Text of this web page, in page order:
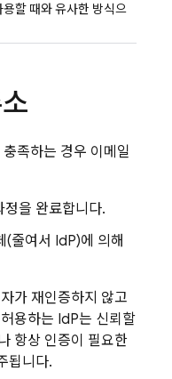
할 때와 유사한 방식으
족하는 경우 이메일
정을 완료합니다.
(줄여서 IdP)에 의해
가 재인증하지 않고
용하는 IdP는 신뢰할
항상 인증이 필요한
됩니다.